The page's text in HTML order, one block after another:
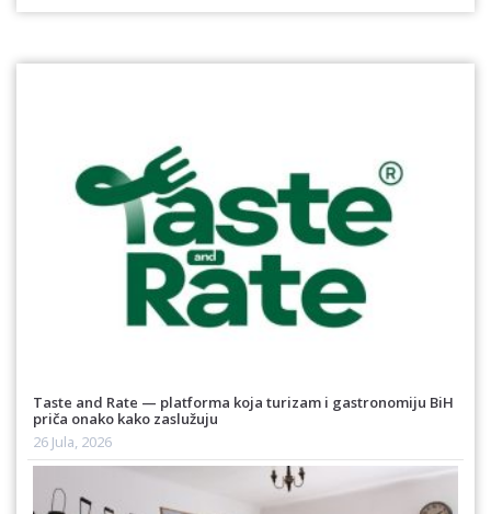
Taste and Rate — platforma koja turizam i gastronomiju BiH
priča onako kako zaslužuju
26 Jula, 2026